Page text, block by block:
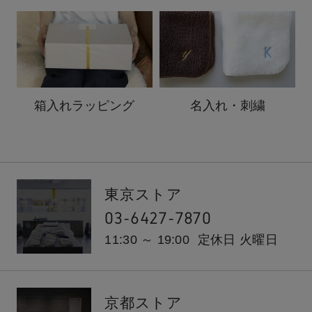
箱入れラッピング 名入れ・刺繍
東京ストア
03-6427-7870
11:30 ～ 19:00 定休日 火曜日
京都ストア